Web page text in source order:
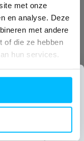
met onze
en analyse. Deze
met andere
of die ze hebben
hun services.
aluminium
Modulair
met